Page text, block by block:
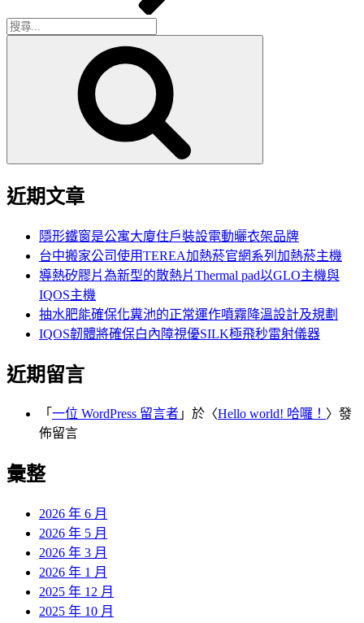
搜
近期文章
隱形鐵窗是公寓大廈住戶裝設電動曬衣架品牌
台中搬家公司使用TEREA加熱菸官網系列加熱菸主機
導熱矽膠片為新型的散熱片Thermal pad以GLO主機與
IQOS主機
抽水肥能確保化糞池的正常運作噴霧降溫設計及規劃
IQOS韌體將確保白內障視優SILK極飛秒雷射儀器
近期留言
「 一位 WordPress 留言者 」於〈Hello world! 哈囉！ 〉發
佈留言
彙整
2026 年 6 月
2026 年 5 月
2026 年 3 月
2026 年 1 月
2025 年 12 月
2025 年 10 月